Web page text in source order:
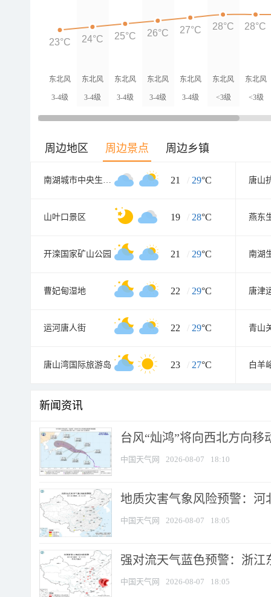
东北风
3-4级
东北风
3-4级
东北风
3-4级
东北风
3-4级
东北风
3-4级
东北风
<3级
东北风
<3级
23°C 24°C 25°C 26°C 27°C 28°C 28°C
周边地区 周边景点 周边乡镇
南湖城市中央生态公园 21 / 29°C 唐山
山叶口景区 19 / 28°C 燕东
开滦国家矿山公园 21 / 29°C 南湖
曹妃甸湿地 22 / 29°C
运河唐人街 22 / 29°C 青山
唐山湾国际旅游岛 23 / 27°C 白羊
新闻资讯
台风“灿鸿”将向西北方向移
中国天气网 2026-08-07 18:10
地质灾害气象风险预警：河
中国天气网 2026-08-07 18:05
强对流天气蓝色预警：浙江
中国天气网 2026-08-07 18:05